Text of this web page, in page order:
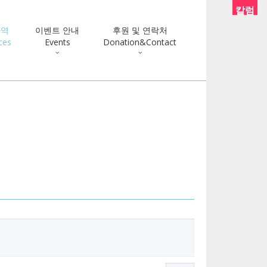
이벤트 안내
Events
후원 및 연락처
Donation&Contact
칼럼